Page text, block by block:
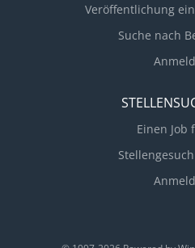
Veröffentlichung
Suche nach
Einen Job